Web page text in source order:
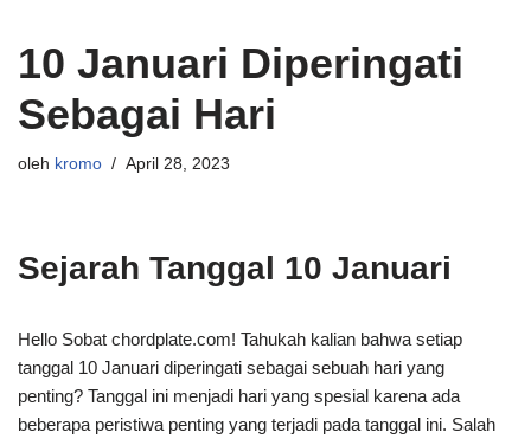
10 Januari Diperingati
Sebagai Hari
oleh kromo April 28, 2023
Sejarah Tanggal 10 Januari
Hello Sobat chordplate.com! Tahukah kalian bahwa setiap
tanggal 10 Januari diperingati sebagai sebuah hari yang
penting? Tanggal ini menjadi hari yang spesial karena ada
beberapa peristiwa penting yang terjadi pada tanggal ini. Salah